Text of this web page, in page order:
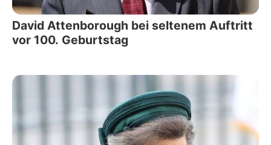
David Attenborough bei seltenem Auftritt
vor 100. Geburtstag